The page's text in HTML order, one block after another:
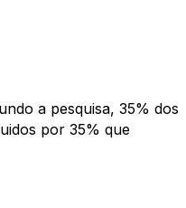
a pesquisa, 35% dos
por 35% que